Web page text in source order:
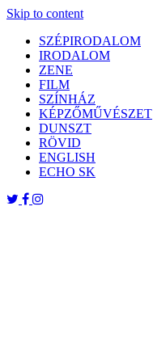
Skip to content
SZÉPIRODALOM
IRODALOM
ZENE
FILM
SZÍNHÁZ
KÉPZŐMŰVÉSZET
DUNSZT
RÖVID
ENGLISH
ECHO SK